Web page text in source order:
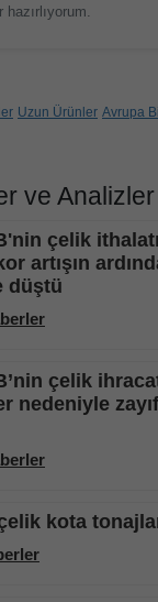
Uzun Ürünler Avrupa
ve Analizler
çelik
artışın
düştü
çelik
nedeniyle
kota